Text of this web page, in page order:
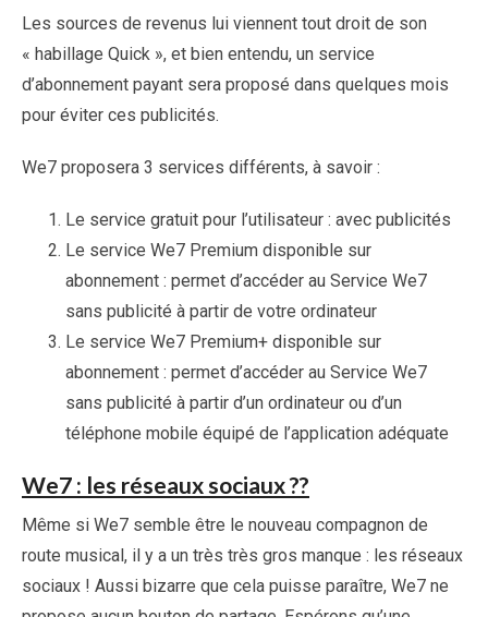
Les sources de revenus lui viennent tout droit de son
« habillage Quick », et bien entendu, un service
d’abonnement payant sera proposé dans quelques mois
pour éviter ces publicités.
We7 proposera 3 services différents, à savoir :
Le service gratuit pour l’utilisateur : avec publicités
Le service We7 Premium disponible sur
abonnement : permet d’accéder au Service We7
sans publicité à partir de votre ordinateur
Le service We7 Premium+ disponible sur
abonnement : permet d’accéder au Service We7
sans publicité à partir d’un ordinateur ou d’un
téléphone mobile équipé de l’application adéquate
We7 : les réseaux sociaux ??
Même si We7 semble être le nouveau compagnon de
route musical, il y a un très très gros manque : les réseaux
sociaux ! Aussi bizarre que cela puisse paraître, We7 ne